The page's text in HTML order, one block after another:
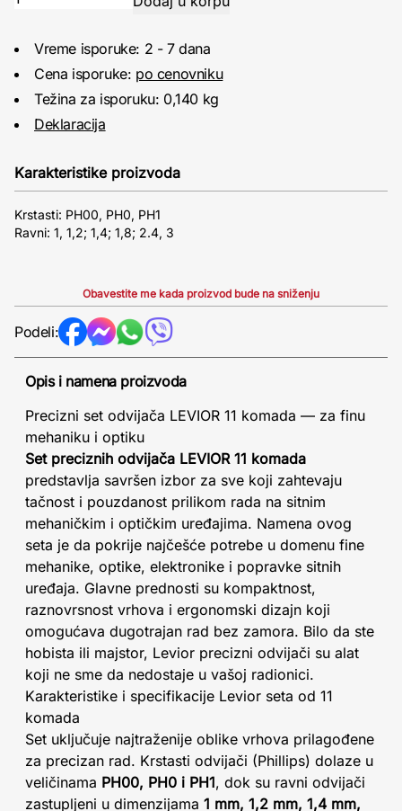
Vreme isporuke: 2 - 7 dana
Cena isporuke: po cenovniku
Težina za isporuku: 0,140 kg
Deklaracija
Karakteristike proizvoda
Krstasti: PH00, PH0, PH1
Ravni: 1, 1,2; 1,4; 1,8; 2.4, 3
Obavestite me kada proizvod bude na sniženju
Podeli:
Opis i namena proizvoda
Precizni set odvijača LEVIOR 11 komada — za finu
mehaniku i optiku
Set preciznih odvijača LEVIOR 11 komada
predstavlja savršen izbor za sve koji zahtevaju
tačnost i pouzdanost prilikom rada na sitnim
mehaničkim i optičkim uređajima. Namena ovog
seta je da pokrije najčešće potrebe u domenu fine
mehanike, optike, elektronike i popravke sitnih
uređaja. Glavne prednosti su kompaktnost,
raznovrsnost vrhova i ergonomski dizajn koji
omogućava dugotrajan rad bez zamora. Bilo da ste
hobista ili majstor, Levior precizni odvijači su alat
koji ne sme da nedostaje u vašoj radionici.
Karakteristike i specifikacije Levior seta od 11
komada
Set uključuje najtraženije oblike vrhova prilagođene
za precizan rad. Krstasti odvijači (Phillips) dolaze u
veličinama PH00, PH0 i PH1, dok su ravni odvijači
zastupljeni u dimenzijama 1 mm, 1,2 mm, 1,4 mm,